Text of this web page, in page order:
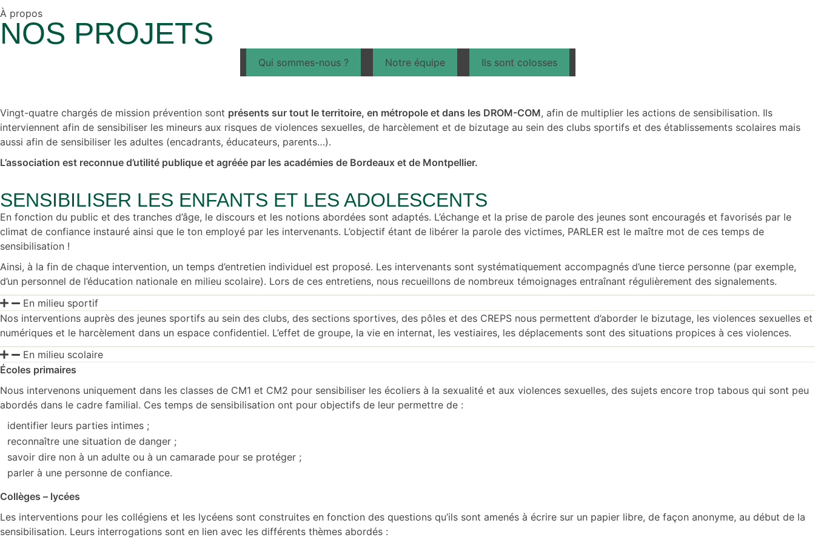
À propos
NOS PROJETS
Qui sommes-nous ? Notre équipe Ils sont colosses
Vingt-quatre chargés de mission prévention sont présents sur tout le territoire, en métropole et dans les DROM-COM, afin de multiplier les actions de sensibilisation. Ils
interviennent afin de sensibiliser les mineurs aux risques de violences sexuelles, de harcèlement et de bizutage au sein des clubs sportifs et des établissements scolaires mais
aussi afin de sensibiliser les adultes (encadrants, éducateurs, parents…).
L’association est reconnue d’utilité publique et agréée par les académies de Bordeaux et de Montpellier.
SENSIBILISER LES ENFANTS ET LES ADOLESCENTS
En fonction du public et des tranches d’âge, le discours et les notions abordées sont adaptés. L’échange et la prise de parole des jeunes sont encouragés et favorisés par le
climat de confiance instauré ainsi que le ton employé par les intervenants. L’objectif étant de libérer la parole des victimes, PARLER est le maître mot de ces temps de
sensibilisation !
Ainsi, à la fin de chaque intervention, un temps d’entretien individuel est proposé. Les intervenants sont systématiquement accompagnés d’une tierce personne (par exemple,
d’un personnel de l’éducation nationale en milieu scolaire). Lors de ces entretiens, nous recueillons de nombreux témoignages entraînant régulièrement des signalements.
En milieu sportif
Nos interventions auprès des jeunes sportifs au sein des clubs, des sections sportives, des pôles et des CREPS nous permettent d’aborder le bizutage, les violences sexuelles et
numériques et le harcèlement dans un espace confidentiel. L’effet de groupe, la vie en internat, les vestiaires, les déplacements sont des situations propices à ces violences.
En milieu scolaire
Écoles primaires
Nous intervenons uniquement dans les classes de CM1 et CM2 pour sensibiliser les écoliers à la sexualité et aux violences sexuelles, des sujets encore trop tabous qui sont peu
abordés dans le cadre familial. Ces temps de sensibilisation ont pour objectifs de leur permettre de :
identifier leurs parties intimes ;
reconnaître une situation de danger ;
savoir dire non à un adulte ou à un camarade pour se protéger ;
parler à une personne de confiance.
Collèges – lycées
Les interventions pour les collégiens et les lycéens sont construites en fonction des questions qu’ils sont amenés à écrire sur un papier libre, de façon anonyme, au début de la
sensibilisation. Leurs interrogations sont en lien avec les différents thèmes abordés :